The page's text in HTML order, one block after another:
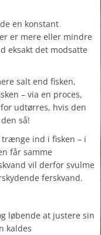
en konstant
er mere eller mindre
eksakt det modsatte
salt end fisken,
– via en proces,
udtørres, hvis den
så!
ind i fisken – i
får samme
vil derfor svulme
ferskvand.
løbende at justere sin
kaldes